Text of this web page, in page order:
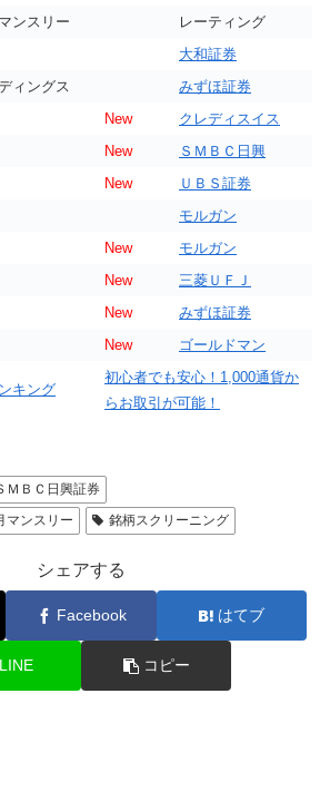
ンスリー
レーティング
大和証券
ィングス
みずほ証券
New
クレディスイス
New
ＳＭＢＣ日興
New
ＵＢＳ証券
モルガン
New
モルガン
New
三菱ＵＦＪ
New
みずほ証券
New ゴールドマン
キング
初心者でも安心！1,000通貨か
らお取引が可能！
ＭＢＣ日興証券
マンスリー
銘柄スクリーニング
シェアする
Facebook はてブ
LINE コピー